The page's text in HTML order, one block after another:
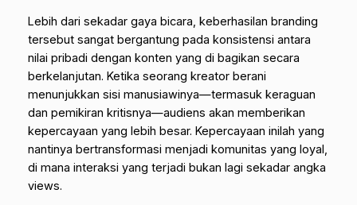
Lebih dari sekadar gaya bicara, keberhasilan branding
tersebut sangat bergantung pada konsistensi antara
nilai pribadi dengan konten yang di bagikan secara
berkelanjutan. Ketika seorang kreator berani
menunjukkan sisi manusiawinya—termasuk keraguan
dan pemikiran kritisnya—audiens akan memberikan
kepercayaan yang lebih besar. Kepercayaan inilah yang
nantinya bertransformasi menjadi komunitas yang loyal,
di mana interaksi yang terjadi bukan lagi sekadar angka
views.